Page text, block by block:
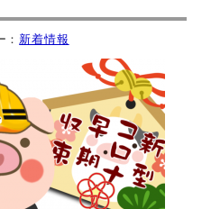
： 新着情報